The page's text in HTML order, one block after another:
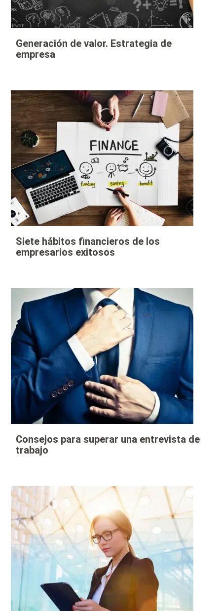
Generación de valor. Estrategia de
empresa
Siete hábitos financieros de los
empresarios exitosos
Consejos para superar una entrevista de
trabajo